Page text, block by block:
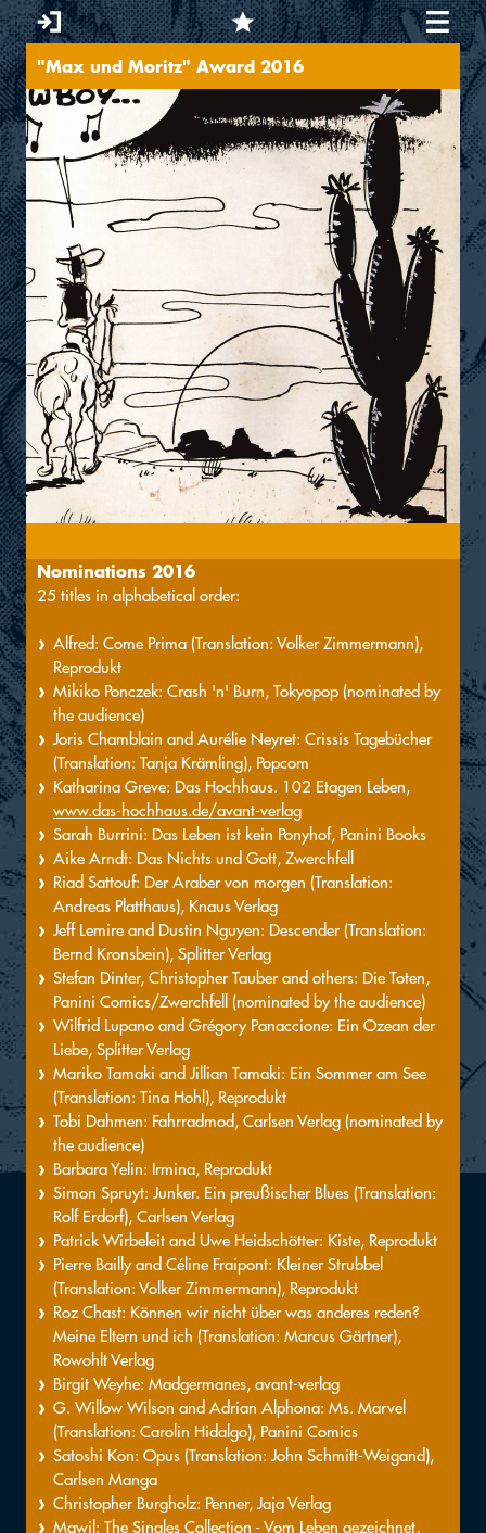
You are here
"Max und Moritz" Award 2016
Nominations 2016
25 titles in alphabetical order:
Alfred: Come Prima (Translation: Volker Zimmermann),
Reprodukt
Mikiko Ponczek: Crash 'n' Burn, Tokyopop (nominated by
the audience)
Joris Chamblain and Aurélie Neyret: Crissis Tagebücher
(Translation: Tanja Krämling), Popcom
Katharina Greve: Das Hochhaus. 102 Etagen Leben,
www.das-hochhaus.de/avant-verlag
Sarah Burrini: Das Leben ist kein Ponyhof, Panini Books
Aike Arndt: Das Nichts und Gott, Zwerchfell
Riad Sattouf: Der Araber von morgen (Translation:
Andreas Platthaus), Knaus Verlag
Jeff Lemire and Dustin Nguyen: Descender (Translation:
Bernd Kronsbein), Splitter Verlag
Stefan Dinter, Christopher Tauber and others: Die Toten,
Panini Comics/Zwerchfell (nominated by the audience)
Wilfrid Lupano and Grégory Panaccione: Ein Ozean der
Liebe, Splitter Verlag
Mariko Tamaki and Jillian Tamaki: Ein Sommer am See
(Translation: Tina Hohl), Reprodukt
Tobi Dahmen: Fahrradmod, Carlsen Verlag (nominated by
the audience)
Barbara Yelin: Irmina, Reprodukt
Simon Spruyt: Junker. Ein preußischer Blues (Translation:
Rolf Erdorf), Carlsen Verlag
Patrick Wirbeleit and Uwe Heidschötter: Kiste, Reprodukt
Pierre Bailly and Céline Fraipont: Kleiner Strubbel
(Translation: Volker Zimmermann), Reprodukt
Roz Chast: Können wir nicht über was anderes reden?
Meine Eltern und ich (Translation: Marcus Gärtner),
Rowohlt Verlag
Birgit Weyhe: Madgermanes, avant-verlag
G. Willow Wilson and Adrian Alphona: Ms. Marvel
(Translation: Carolin Hidalgo), Panini Comics
Satoshi Kon: Opus (Translation: John Schmitt-Weigand),
Carlsen Manga
Christopher Burgholz: Penner, Jaja Verlag
Mawil: The Singles Collection - Vom Leben gezeichnet,